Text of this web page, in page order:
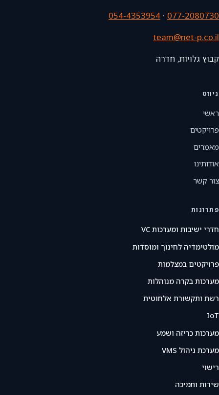
077-2080730
·
054-4353954
team@net-p.co.il
קבוץ גלויות, חדרה
ניווט
ראשי
פרויקטים
מאמרים
אודותינו
צור קשר
פתרונות
חדרי ישיבות ומערכות VC
מולטימדיה לחינוך ומוסדות
פרויקטים במצלמות
מערכות בקרה מנוהלות
רשת ותקשורת אלחוטית
IoT
מערכות כריזה ושמע
מערכת ניהול VMS
רישוי
שירות ותמיכה